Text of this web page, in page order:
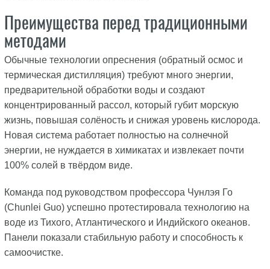
Преимущества перед традиционными
методами
Обычные технологии опреснения (обратный осмос и
термическая дистилляция) требуют много энергии,
предварительной обработки воды и создают
концентрированный рассол, который губит морскую
жизнь, повышая солёность и снижая уровень кислорода.
Новая система работает полностью на солнечной
энергии, не нуждается в химикатах и извлекает почти
100% солей в твёрдом виде.
Команда под руководством профессора Чунлэя Го
(Chunlei Guo) успешно протестировала технологию на
воде из Тихого, Атлантического и Индийского океанов.
Панели показали стабильную работу и способность к
самоочистке.